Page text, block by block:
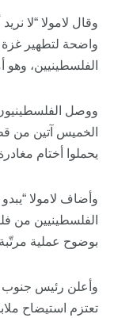
وقال لامولا “لا
واضحة لتطهير غزة
الفلسطينيين، وهو
ووصل
الخميس آتين من
يحملوا أختام
وأضاف لامولا
الفلسطينيين من
بوضوح عملية
وأعلن رئيس جنوب